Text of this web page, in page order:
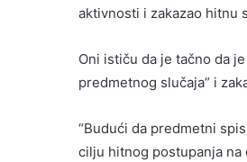
aktivnosti i zakazao hitnu
Oni ističu da je tačno da
predmetnog slučaja” i
“Budući da predmetni
cilju hitnog postupanja na